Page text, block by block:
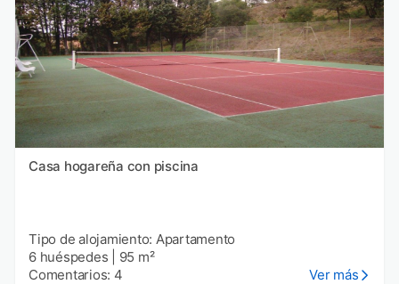
Casa hogareña con piscina
Tipo de alojamiento: Apartamento
6 huéspedes
95 m²
Comentarios: 4
Ver más